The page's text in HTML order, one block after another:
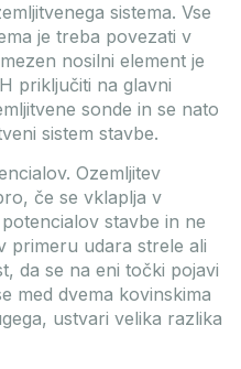
sistema. Vse
je treba povezati v
nosilni element je
priključiti na glavni
sonde in se nato
sistem stavbe.
Ozemljitev
če se vklaplja v
stavbe in ne
primeru udara strele ali
da se na eni točki pojavi
med dvema kovinskima
ustvari velika razlika